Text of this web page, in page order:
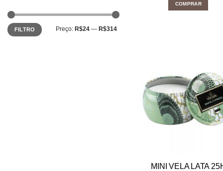
FILTRO Preço: R$24 — R$314
COMPRAR
MINI VELA LATA